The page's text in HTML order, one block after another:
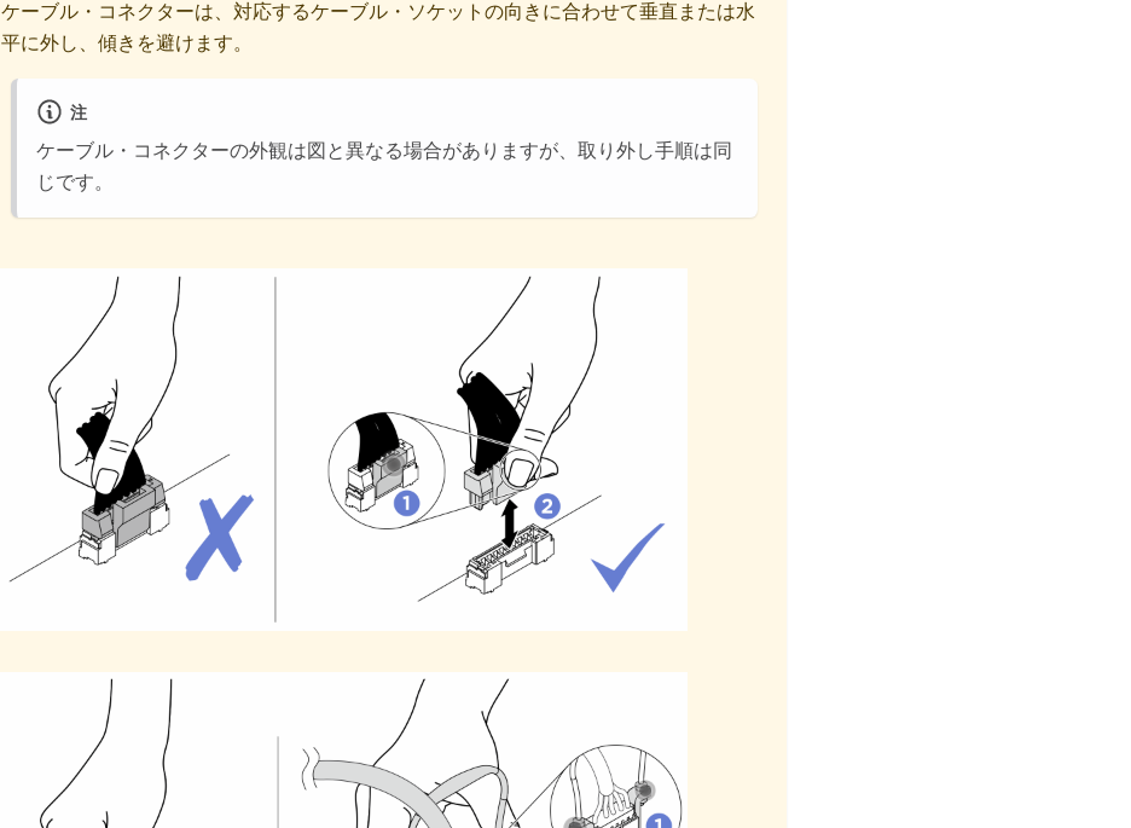
ケーブル・コネクターは、対応するケーブル・ソケットの向きに合わせて垂直または水
平に外し、傾きを避けます。
注
ケーブル・コネクターの外観は図と異なる場合がありますが、取り外し手順は同
じです。